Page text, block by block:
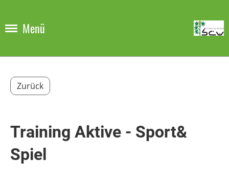
Menü
Zurück
Training Aktive - Sport&
Spiel